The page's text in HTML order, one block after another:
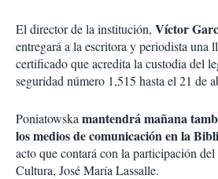
El director de la institución, Víctor
entregará a la escritora y periodista una
certificado que acredita la custodia del
seguridad número 1,515 hasta el 21 de
Poniatowska mantendrá mañana
los medios de comunicación en la
acto que contará con la participación
Cultura, José María Lassalle.